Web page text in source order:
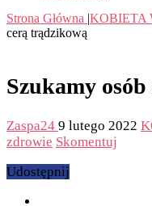
Strona Główna |KOBIETA
cerą trądzikową
Szukamy
Zaspa24 9 lutego 2022
zdrowie Skomentuj
Udostępnij